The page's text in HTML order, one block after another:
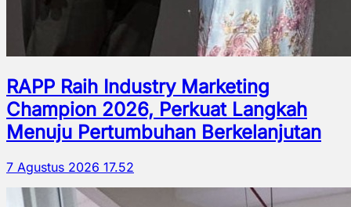
RAPP Raih Industry Marketing
Champion 2026, Perkuat Langkah
Menuju Pertumbuhan Berkelanjutan
7 Agustus 2026 17.52